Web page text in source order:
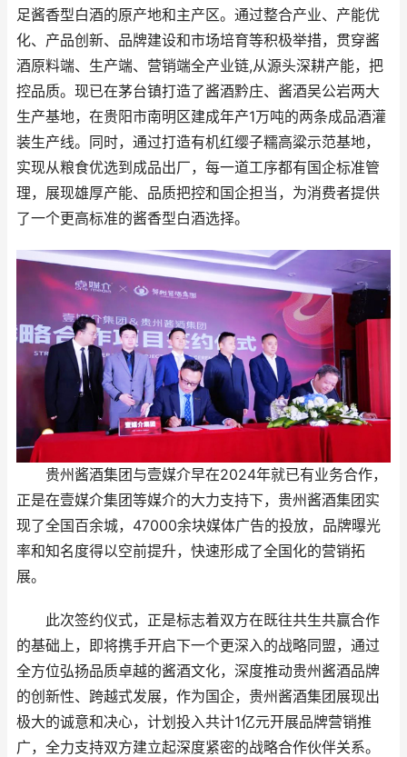
足酱香型白酒的原产地和主产区。通过整合产业、产能优
化、产品创新、品牌建设和市场培育等积极举措，贯穿酱
酒原料端、生产端、营销端全产业链,从源头深耕产能，把
控品质。现已在茅台镇打造了酱酒黔庄、酱酒吴公岩两大
生产基地，在贵阳市南明区建成年产1万吨的两条成品酒灌
装生产线。同时，通过打造有机红缨子糯高粱示范基地，
实现从粮食优选到成品出厂，每一道工序都有国企标准管
理，展现雄厚产能、品质把控和国企担当，为消费者提供
了一个更高标准的酱香型白酒选择。
贵州酱酒集团与壹媒介早在2024年就已有业务合作，
正是在壹媒介集团等媒介的大力支持下，贵州酱酒集团实
现了全国百余城，47000余块媒体广告的投放，品牌曝光
率和知名度得以空前提升，快速形成了全国化的营销拓
展。
此次签约仪式，正是标志着双方在既往共生共赢合作
的基础上，即将携手开启下一个更深入的战略同盟，通过
全方位弘扬品质卓越的酱酒文化，深度推动贵州酱酒品牌
的创新性、跨越式发展，作为国企，贵州酱酒集团展现出
极大的诚意和决心，计划投入共计1亿元开展品牌营销推
广，全力支持双方建立起深度紧密的战略合作伙伴关系。